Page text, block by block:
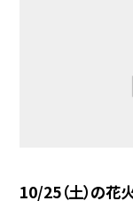
10/25（土）の花